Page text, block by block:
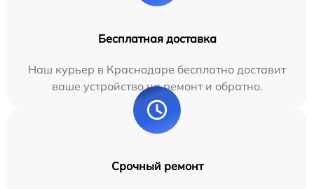
Бесплатная доставка
Наш курьер в Краснодаре бесплатно доставит
ваше устройство на ремонт и обратно.
Срочный ремонт